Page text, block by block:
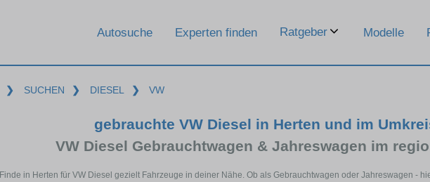
Autosuche Experten finden Ratgeber Modelle
❯ SUCHEN ❯ DIESEL ❯ VW
gebrauchte VW Diesel in Herten und im
VW Diesel Gebrauchtwagen & Jahreswagen im
Finde in Herten für VW Diesel gezielt Fahrzeuge in deiner Nähe. Ob als Gebrauchtwagen oder Jahreswagen -